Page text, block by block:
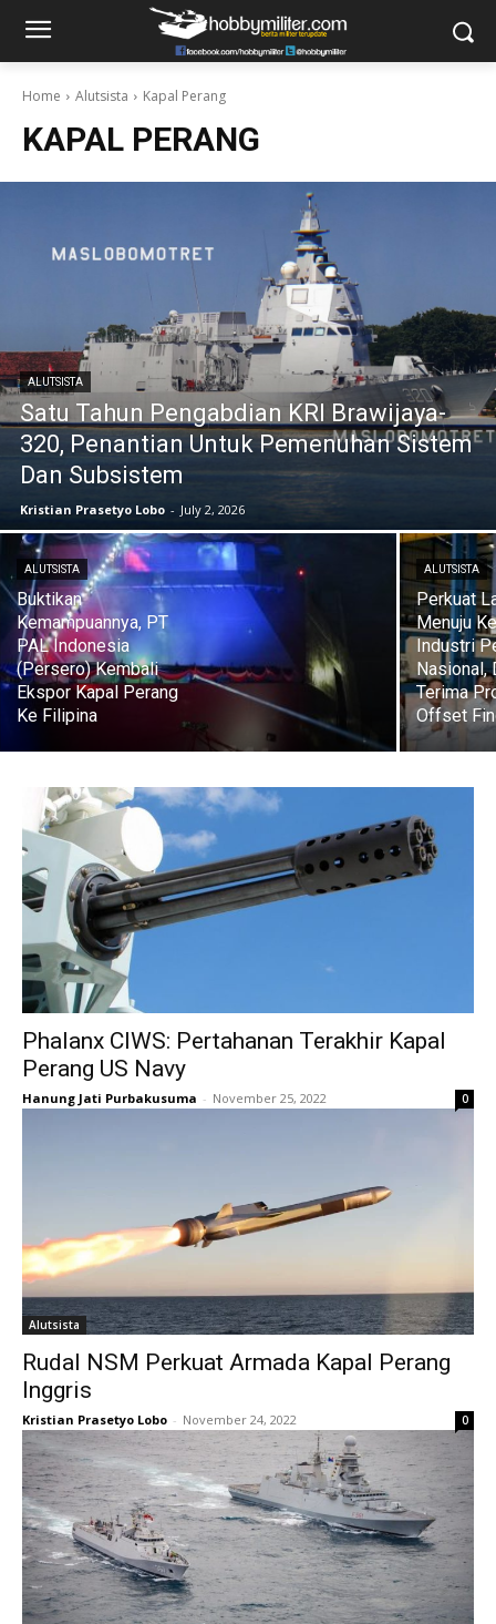
Home Alutsista Kapal Perang
KAPAL PERANG
ALUTSISTA
Satu Tahun Pengabdian KRI Brawijaya-
320, Penantian Untuk Pemenuhan Sistem
Dan Subsistem
Kristian Prasetyo Lobo - July 2, 2026
ALUTSISTA
Buktikan
Kemampuannya, PT
PAL Indonesia
(Persero) Kembali
Ekspor Kapal Perang
Ke Filipina
ALUTSISTA
Perkuat
Menuju
Industri
Nasional,
Terima
Offset
Phalanx CIWS: Pertahanan Terakhir Kapal
Perang US Navy
Hanung Jati Purbakusuma - November 25, 2022 0
Alutsista
Rudal NSM Perkuat Armada Kapal Perang
Inggris
Kristian Prasetyo Lobo - November 24, 2022 0